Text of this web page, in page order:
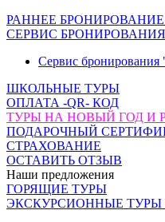
РАННЕЕ
СЕРВИС
Сервис
ШКОЛЬНЫЕ ТУРЫ
ОПЛАТА -QR- КОД
ТУРЫ НА НОВЫЙ ГОД И
ПОДАРОЧНЫЙ
СТРАХОВАНИЕ
ОСТАВИТЬ ОТЗЫВ
Наши предложения
ГОРЯЩИЕ ТУРЫ
ЭКСКУРСИОННЫЕ ТУРЫ